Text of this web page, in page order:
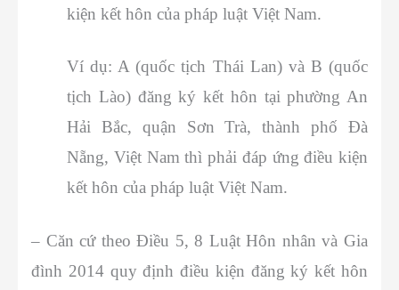
kiện kết hôn của pháp luật Việt Nam.
Ví dụ: A (quốc tịch Thái Lan) và B (quốc
tịch Lào) đăng ký kết hôn tại phường An
Hải Bắc, quận Sơn Trà, thành phố Đà
Nẵng, Việt Nam thì phải đáp ứng điều kiện
kết hôn của pháp luật Việt Nam.
– Căn cứ theo Điều 5, 8 Luật Hôn nhân và Gia
đình 2014 quy định điều kiện đăng ký kết hôn